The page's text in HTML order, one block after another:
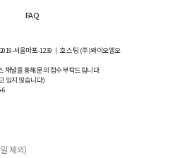
FAQ
서울마포-1239 ㅣ 호스팅 (주)와이오엘오
채널을 통해 문의 접수 부탁드립니다.
있지 않습니다)
6
제외)